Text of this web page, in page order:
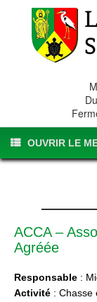
OUVRIR LE
ACCA –
Agréée
Responsable :
Activité : Chasse